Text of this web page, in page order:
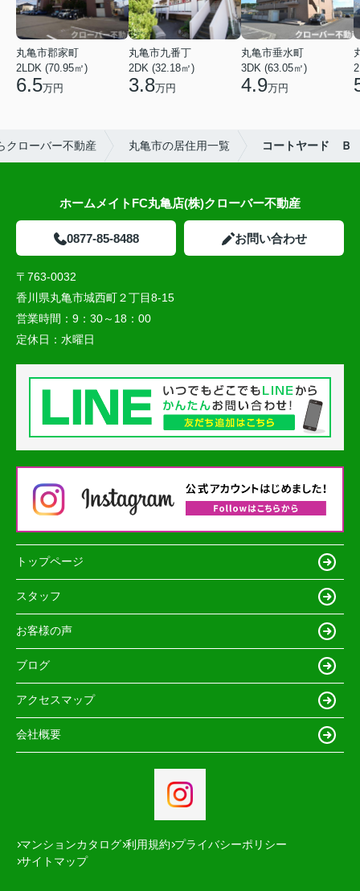
丸亀市郡家町
2LDK (70.95㎡)
6.5万円
丸亀市九番丁
2DK (32.18㎡)
3.8万円
丸亀市垂水町
3DK (63.05㎡)
4.9万円
クローバー不動産 丸亀市の居住用一覧 コートヤード Ｂ
ホームメイトFC丸亀店(株)クローバー不動産
0877-85-8488 お問い合わせ
〒763-0032
香川県丸亀市城西町２丁目8-15
営業時間： 9：30～18：00
定休日： 水曜日
トップページ
スタッフ
お客様の声
ブログ
アクセスマップ
会社概要
マンションカタログ 利用規約 プライバシーポリシー
サイトマップ